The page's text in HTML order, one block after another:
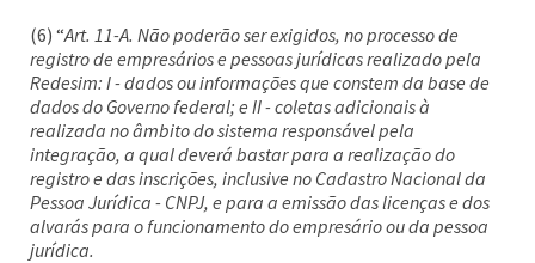
(6) “Art. 11-A. Não poderão ser exigidos, no processo de
registro de empresários e pessoas jurídicas realizado pela
Redesim: I - dados ou informações que constem da base de
dados do Governo federal; e II - coletas adicionais à
realizada no âmbito do sistema responsável pela
integração, a qual deverá bastar para a realização do
registro e das inscrições, inclusive no Cadastro Nacional da
Pessoa Jurídica - CNPJ, e para a emissão das licenças e dos
alvarás para o funcionamento do empresário ou da pessoa
jurídica.